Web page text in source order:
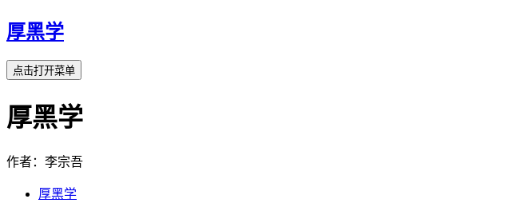
厚黑学
点击打开菜单
厚黑学
作者：李宗吾
厚黑学